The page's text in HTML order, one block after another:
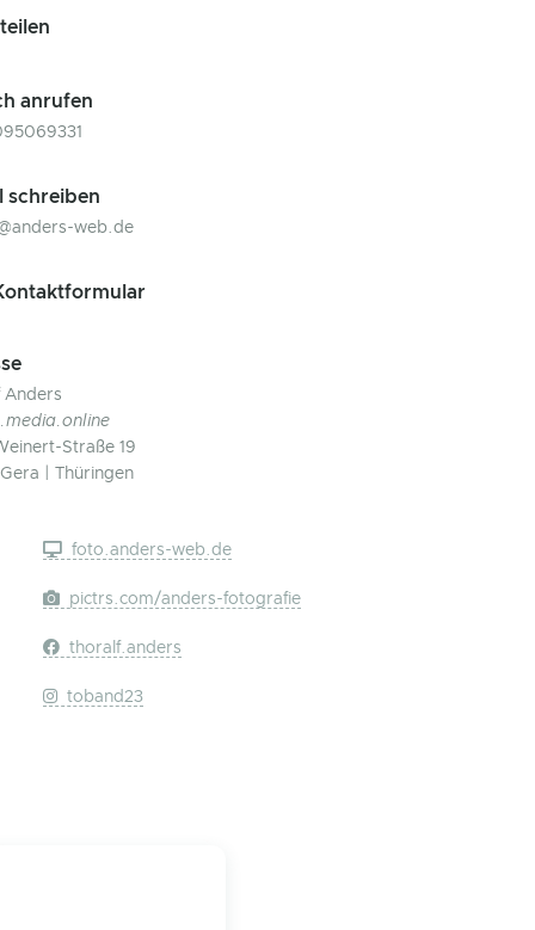
anrufen
schreiben
web.de
Anders
Straße 19
| Thüringen
foto.anders-web.de
pictrs.com/anders-fotografie
thoralf.anders
toband23